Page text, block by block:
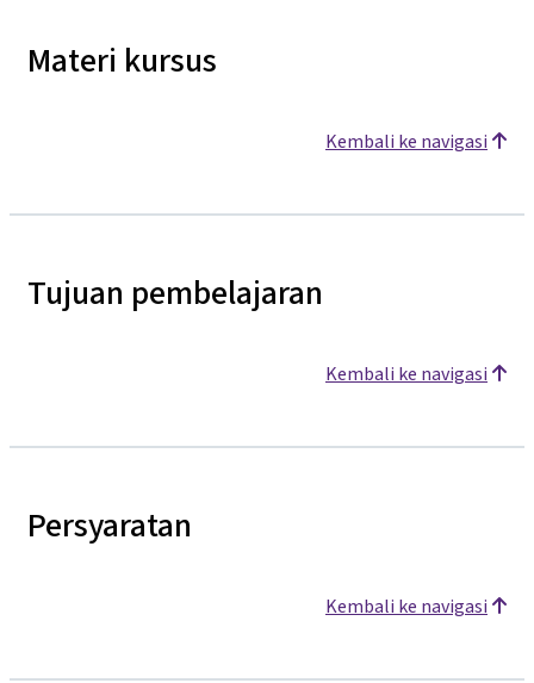
Materi kursus
Kembali ke navigasi
Tujuan pembelajaran
Kembali ke navigasi
Persyaratan
Kembali ke navigasi